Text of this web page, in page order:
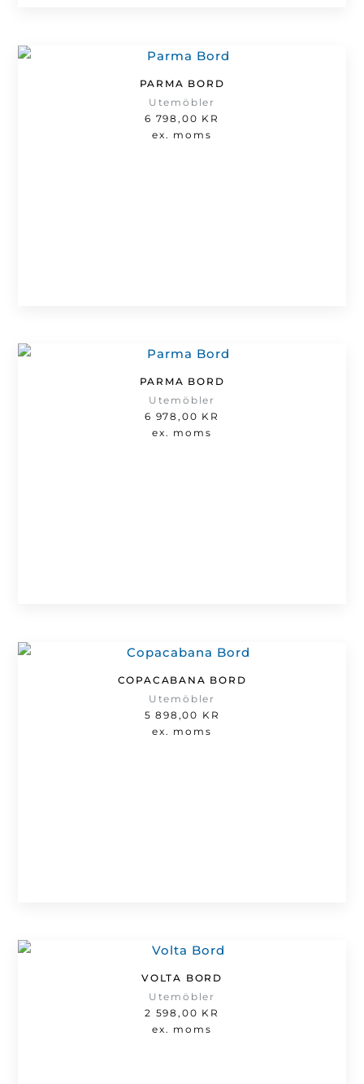
PARMA BORD
Utemöbler
6 798,00 KR
ex. moms
PARMA BORD
Utemöbler
6 978,00 KR
ex. moms
COPACABANA BORD
Utemöbler
5 898,00 KR
ex. moms
VOLTA BORD
Utemöbler
2 598,00 KR
ex. moms